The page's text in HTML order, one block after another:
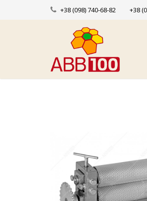
+38 (098) 740-68-82 +38